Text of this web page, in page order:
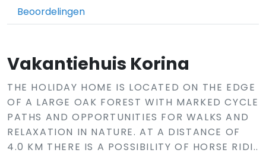
Beoordelingen
Vakantiehuis Korina
THE HOLIDAY HOME IS LOCATED ON THE EDGE
OF A LARGE OAK FOREST WITH MARKED CYCLE
PATHS AND OPPORTUNITIES FOR WALKS AND
RELAXATION IN NATURE. AT A DISTANCE OF
4.0 KM THERE IS A POSSIBILITY OF HORSE RIDI..